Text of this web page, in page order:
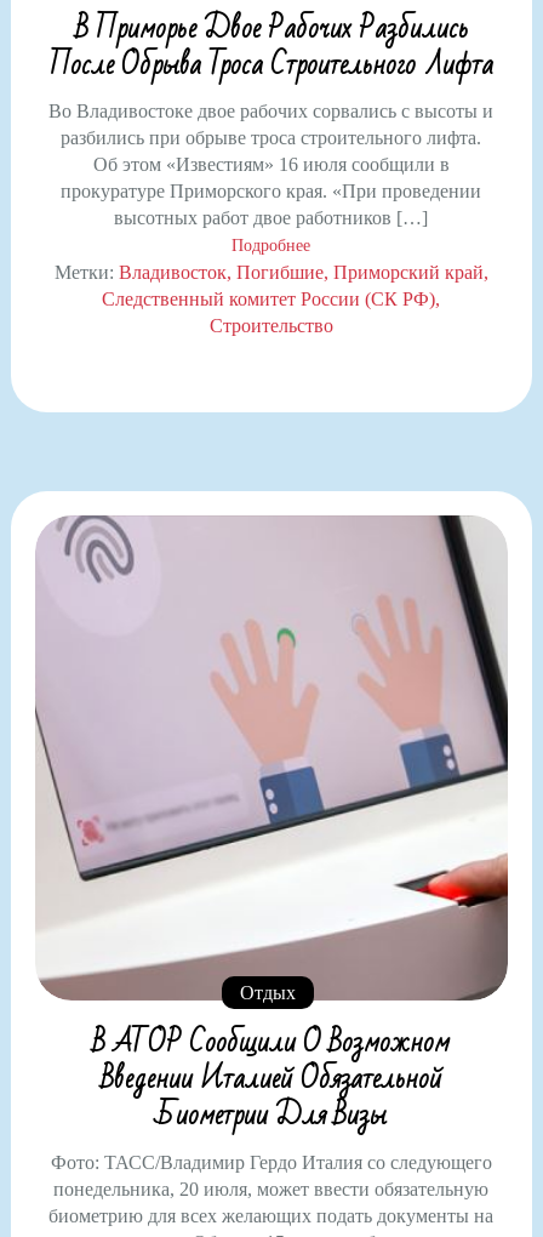
В Приморье Двое Рабочих Разбились
После Обрыва Троса Строительного Лифта
Во Владивостоке двое рабочих сорвались с высоты и
разбились при обрыве троса строительного лифта.
Об этом «Известиям» 16 июля сообщили в
прокуратуре Приморского края. «При проведении
высотных работ двое работников […]
Подробнее
Метки: Владивосток Погибшие Приморский край
Следственный комитет России (СК РФ)
Строительство
Отдых
В АТОР Сообщили О Возможном
Введении Италией Обязательной
Биометрии Для Визы
Фото: ТАСС/Владимир Гердо Италия со следующего
понедельника, 20 июля, может ввести обязательную
биометрию для всех желающих подать документы на